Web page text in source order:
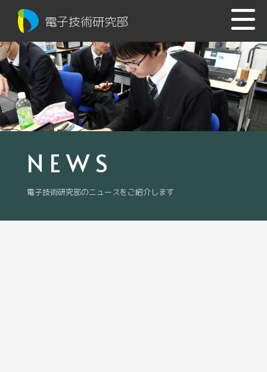
電子技術研究部
NEWS
電子技術研究部のニュースをご紹介します